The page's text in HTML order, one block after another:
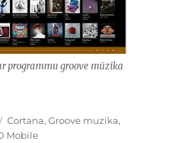
programmu groove mūzika
Birkas
Cortana,Groove muzika,
Mobile